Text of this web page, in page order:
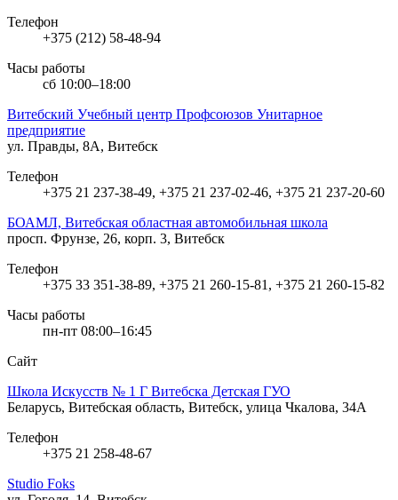
Телефон
+375 (212) 58-48-94
Часы работы
сб 10:00–18:00
Витебский Учебный центр Профсоюзов Унитарное
предприятие
ул. Правды, 8А, Витебск
Телефон
+375 21 237-38-49, +375 21 237-02-46, +375 21 237-20-60
БОАМЛ, Витебская областная автомобильная школа
просп. Фрунзе, 26, корп. 3, Витебск
Телефон
+375 33 351-38-89, +375 21 260-15-81, +375 21 260-15-82
Часы работы
пн-пт 08:00–16:45
Сайт
Школа Искусств № 1 Г Витебска Детская ГУО
Беларусь, Витебская область, Витебск, улица Чкалова, 34А
Телефон
+375 21 258-48-67
Studio Foks